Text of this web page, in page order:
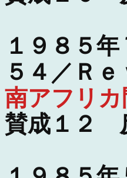
１９８５
５４／Ｒｅ
南アフリカ
賛成１２